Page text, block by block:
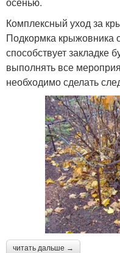
Комплексный уход за
Подкормка крыжовника
способствует закладке
выполнять все
необходимо сделать
читать дальше →